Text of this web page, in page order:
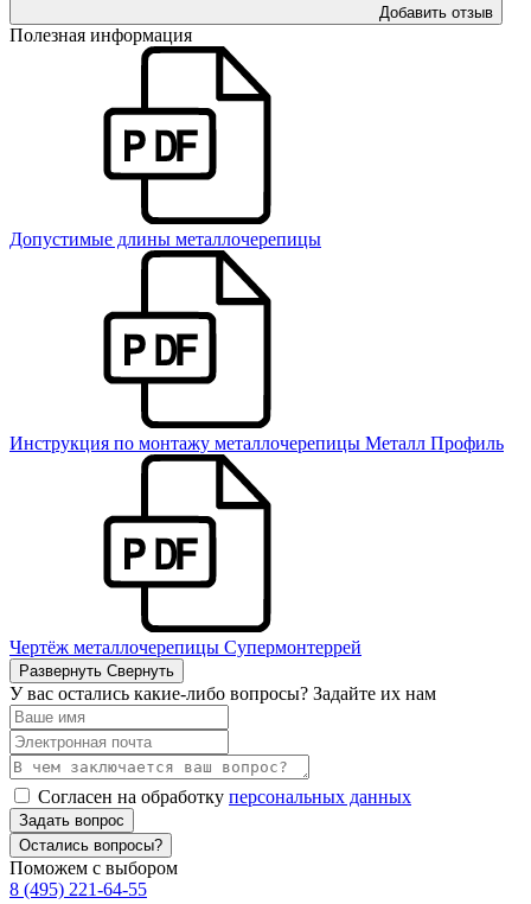
Добавить отзыв
Полезная информация
Допустимые длины металлочерепицы
Инструкция по монтажу металлочерепицы Металл Профиль
Чертёж металлочерепицы Супермонтеррей
Развернуть Свернуть
У вас остались какие-либо вопросы? Задайте их нам
Согласен на обработку персональных данных
Задать вопрос
Остались вопросы?
Поможем с выбором
8 (495) 221-64-55